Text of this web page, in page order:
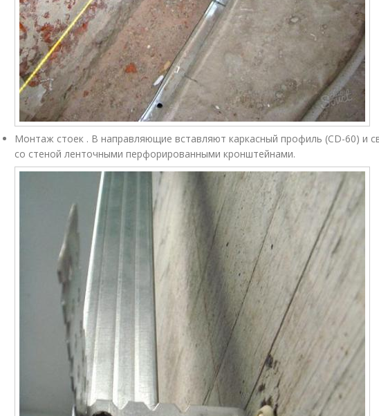
Монтаж стоек . В направляющие вставляют каркасный профиль (CD-60) и
со стеной ленточными перфорированными кронштейнами.